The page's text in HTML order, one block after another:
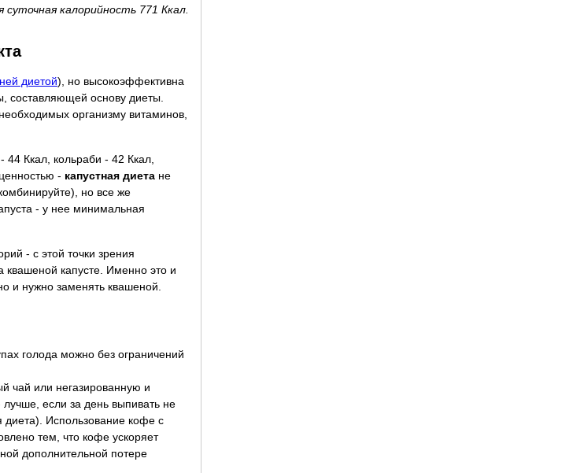
суточная калорийность 771 Ккал.
диетой), но высокоэффективна
составляющей основу диеты.
организму витаминов,
Ккал, кольраби - 42 Ккал,
- капустная диета не
но все же
- у нее минимальная
- с этой точки зрения
капусте. Именно это и
и нужно заменять квашеной.
голода можно без ограничений
чай или негазированную и
если за день выпивать не
диета). Использование кофе с
тем, что кофе ускоряет
дополнительной потере